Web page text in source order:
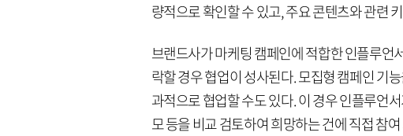
량적으로 확인할 수 있고, 주요 콘텐츠와 관련
브랜드사가 마케팅 캠페인에 적합한 인플루언
락할 경우 협업이 성사된다. 모집형 캠페인 기
과적으로 협업할 수도 있다. 이 경우 인플루언
모 등을 비교 검토하여 희망하는 건에 직접 참